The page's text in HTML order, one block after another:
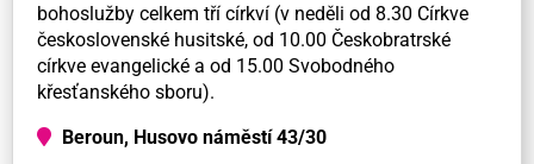
bohoslužby celkem tří církví (v neděli od 8.30 Církve
československé husitské, od 10.00 Českobratrské
církve evangelické a od 15.00 Svobodného
křesťanského sboru).
Beroun, Husovo náměstí 43/30